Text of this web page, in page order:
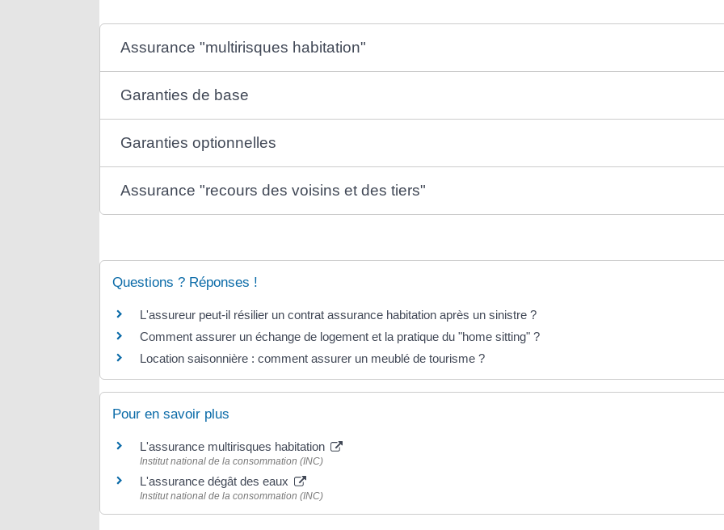
Assurance "multirisques habitation"
Garanties de base
Garanties optionnelles
Assurance "recours des voisins et des tiers"
Questions ? Réponses !
L'assureur peut-il résilier un contrat assurance habitation après un sinistre ?
Comment assurer un échange de logement et la pratique du "home sitting" ?
Location saisonnière : comment assurer un meublé de tourisme ?
Pour en savoir plus
L'assurance multirisques habitation
Institut national de la consommation (INC)
L'assurance dégât des eaux
Institut national de la consommation (INC)